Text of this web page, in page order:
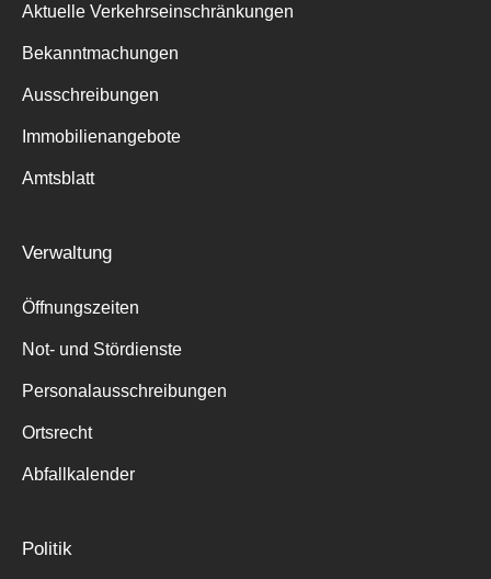
Aktuelle Verkehrseinschränkungen
Bekanntmachungen
Ausschreibungen
Immobilienangebote
Amtsblatt
Verwaltung
Öffnungszeiten
Not- und Stördienste
Personalausschreibungen
Ortsrecht
Abfallkalender
Politik